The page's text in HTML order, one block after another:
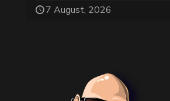
7 August, 2026